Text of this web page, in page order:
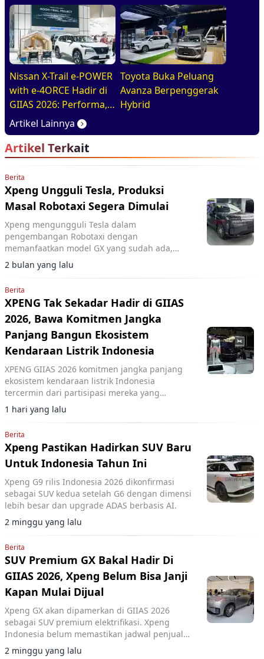
Nissan X-Trail e-POWER
with e-4ORCE Hadir di
GIIAS 2026: Performa,
Kenyamanan, dan
Teknologi Elektrifikasi
dalam Satu Paket
Toyota Buka Peluang
Avanza Berpenggerak
Hybrid
Artikel Lainnya
Artikel Terkait
Berita
Xpeng Ungguli Tesla, Produksi
Masal Robotaxi Segera Dimulai
Xpeng mengungguli Tesla dalam
pengembangan Robotaxi dengan
memanfaatkan model GX yang sudah ada,
sehingga mampu memangkas biaya dan
segera memulai produksi massal.
2 bulan yang lalu
Berita
XPENG Tak Sekadar Hadir di GIIAS
2026, Bawa Komitmen Jangka
Panjang Bangun Ekosistem
Kendaraan Listrik Indonesia
XPENG GIIAS 2026 komitmen jangka panjang
ekosistem kendaraan listrik Indonesia
tercermin dari partisipasi mereka yang
menghadirkan berbagai inovasi mobilitas
pintar di ajang tersebut.
1 hari yang lalu
Berita
Xpeng Pastikan Hadirkan SUV Baru
Untuk Indonesia Tahun Ini
Xpeng G9 rilis Indonesia 2026 dikonfirmasi
sebagai SUV kedua setelah G6 dengan dimensi
lebih besar dan upgrade ADAS berbasis AI.
2 minggu yang lalu
Berita
SUV Premium GX Bakal Hadir Di
GIIAS 2026, Xpeng Belum Bisa Janji
Kapan Mulai Dijual
Xpeng GX akan dipamerkan di GIIAS 2026
sebagai SUV premium elektrifikasi. Xpeng
Indonesia belum memastikan jadwal penjualan
resmi di pasar domestik.
2 minggu yang lalu